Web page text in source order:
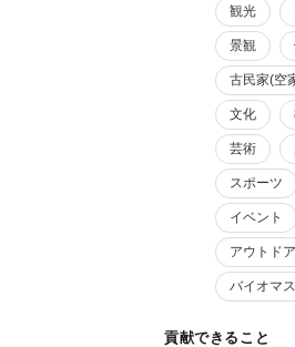
観光
景観
古民家(空
文化
芸術
スポーツ
イベント
アウトドア
バイオマス
貢献できること